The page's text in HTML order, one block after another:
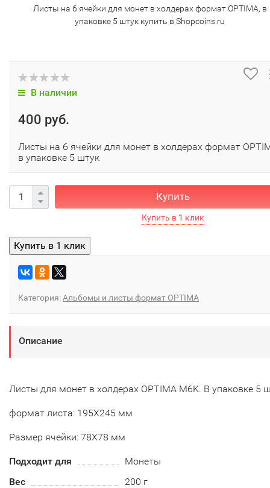
Листы на 6 ячейки для монет в холдерах формат OPTIMA, в
упаковке 5 штук купить в Shopcoins.ru
В наличии
400 руб.
Листы на 6 ячейки для монет в холдерах формат
в упаковке 5 штук
Купить
Категория:Альбомы и листы формат OPTIMA
Описание
Листы для монет в холдерах OPTIMA M6K. В упаковке 5
формат листа: 195Х245 мм
Размер ячейки: 78Х78 мм
Подходит для
Монеты
Вес
200 г